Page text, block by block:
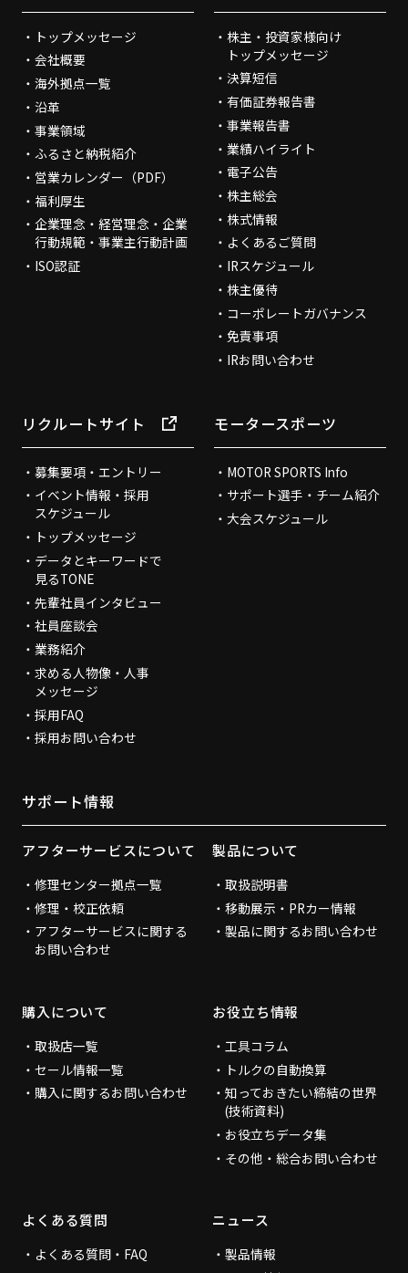
トップメッセージ
会社概要
海外拠点一覧
沿革
事業領域
ふるさと納税紹介
営業カレンダー（PDF）
福利厚生
企業理念・経営理念・企業
行動規範・事業主行動計画
ISO認証
株主・投資家様向け
トップメッセージ
決算短信
有価証券報告書
事業報告書
業績ハイライト
電子公告
株主総会
株式情報
よくあるご質問
IRスケジュール
株主優待
コーポレートガバナンス
免責事項
IRお問い合わせ
リクルートサイト
募集要項・エントリー
イベント情報・採用
スケジュール
トップメッセージ
データとキーワードで
見るTONE
先輩社員インタビュー
社員座談会
業務紹介
求める人物像・人事
メッセージ
採用FAQ
採用お問い合わせ
モータースポーツ
MOTOR SPORTS Info
サポート選手・チーム紹介
大会スケジュール
サポート情報
アフターサービスについて
修理センター拠点一覧
修理・校正依頼
アフターサービスに関する
お問い合わせ
製品について
取扱説明書
移動展示・PRカー情報
製品に関するお問い合わせ
購入について
取扱店一覧
セール情報一覧
購入に関するお問い合わせ
お役立ち情報
工具コラム
トルクの自動換算
知っておきたい締結の世界
(技術資料)
お役立ちデータ集
その他・総合お問い合わせ
よくある質問
よくある質問・FAQ
ニュース
製品情報